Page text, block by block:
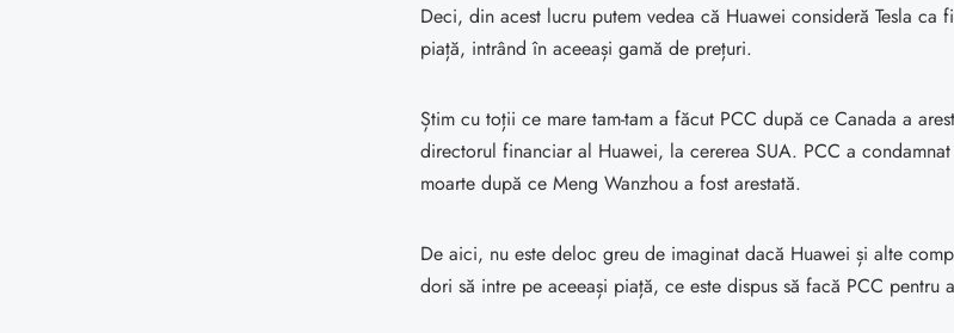
Deci, din acest lucru putem vedea că Huawei consideră Tesla
piață, intrând în aceeași gamă de prețuri.
Știm cu toții ce mare tam-tam a făcut PCC după ce Canada a
directorul financiar al Huawei, la cererea SUA. PCC a
moarte după ce Meng Wanzhou a fost arestată.
De aici, nu este deloc greu de imaginat dacă Huawei și alte
dori să intre pe aceeași piață, ce este dispus să facă PCC pentru